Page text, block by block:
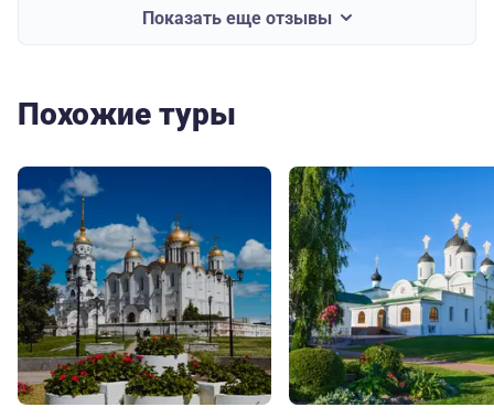
Показать еще отзывы
Похожие туры